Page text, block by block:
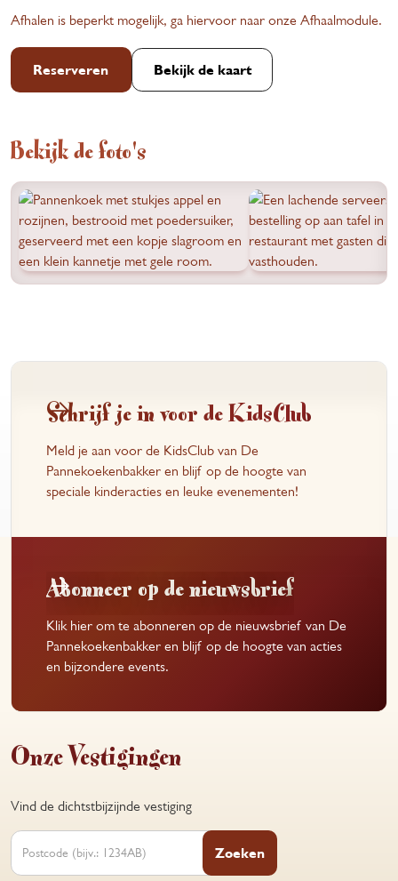
Afhalen is beperkt mogelijk, ga hiervoor naar onze Afhaalmodule.
Reserveren Bekijk de kaart
Bekijk de foto's
Schrijf je in voor de KidsClub
Meld je aan voor de KidsClub van De
Pannekoekenbakker en blijf op de hoogte van
speciale kinderacties en leuke evenementen!
Abonneer op de nieuwsbrief
Klik hier om te abonneren op de nieuwsbrief van De
Pannekoekenbakker en blijf op de hoogte van acties
en bijzondere events.
Onze Vestigingen
Vind de dichtstbijzijnde vestiging
Zoeken